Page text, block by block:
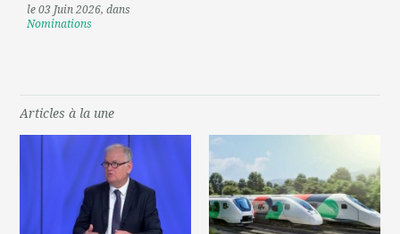
le 03 Juin 2026, dans
Nominations
Articles à la une